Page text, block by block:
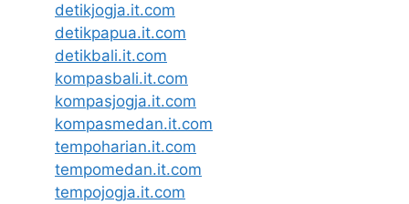
detikjogja.it.com
detikpapua.it.com
detikbali.it.com
kompasbali.it.com
kompasjogja.it.com
kompasmedan.it.com
tempoharian.it.com
tempomedan.it.com
tempojogja.it.com